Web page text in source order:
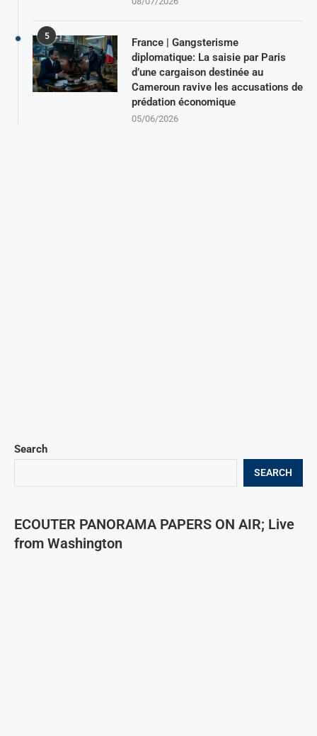
Search
SEARCH
ECOUTER PANORAMA PAPERS ON AIR; Live
from Washington
5
France | Gangsterisme
diplomatique: La saisie par Paris
d’une cargaison destinée au
Cameroun ravive les accusations de
prédation économique
05/06/2026